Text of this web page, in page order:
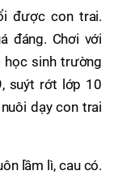
được con trai.
đáng. Chơi với
học sinh trường
suýt rớt lớp 10
dạy con trai
lầm lì, cau có.